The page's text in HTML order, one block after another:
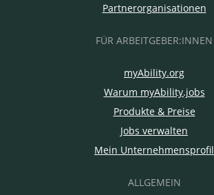
Partnerorganisationen
FÜR ARBEITGEBER:INNEN
myAbility.org
Warum myAbility.jobs
Produkte & Preise
Jobs verwalten
Mein Unternehmensprofil
ALLGEMEIN